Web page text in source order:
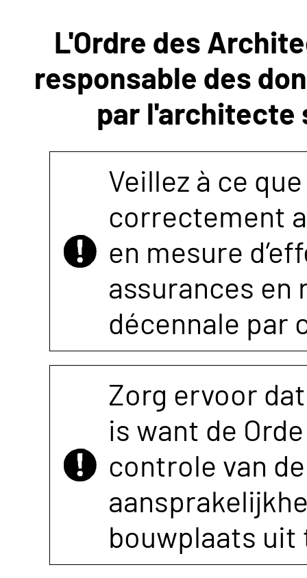
NOUS
CONTACTER
L'Ordre des
responsable des
par l'architecte
Veillez à ce
correctement
en mesure
assurances
décennale par
Zorg ervoor
is want de
controle van
bouwplaats uit